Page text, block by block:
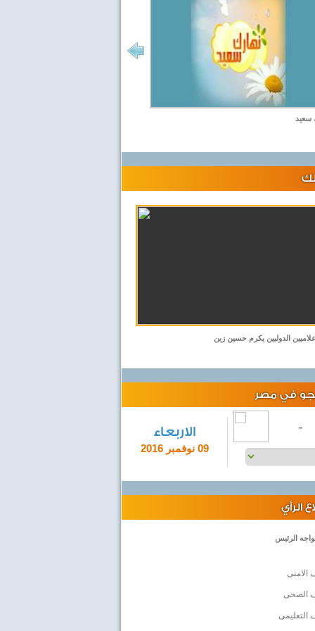
سعيد
لك
الدوليين يكرم حسين زين
في مصر
الاربعاء
09 نوفمبر 2016
-
الرأي
الرئيس
الامنى
الصحى
التعليمى